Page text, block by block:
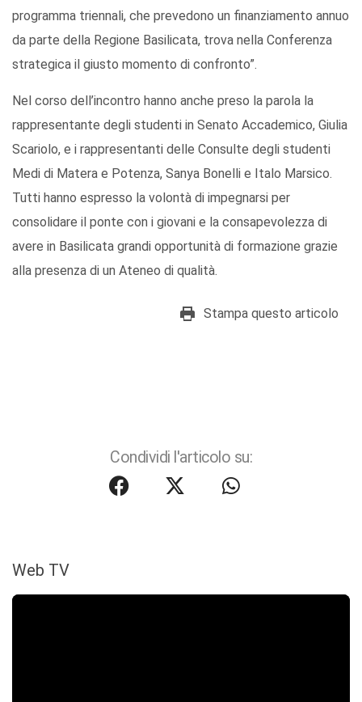
programma triennali, che prevedono un finanziamento annuo
da parte della Regione Basilicata, trova nella Conferenza
strategica il giusto momento di confronto”.
Nel corso dell’incontro hanno anche preso la parola la
rappresentante degli studenti in Senato Accademico, Giulia
Scariolo, e i rappresentanti delle Consulte degli studenti
Medi di Matera e Potenza, Sanya Bonelli e Italo Marsico.
Tutti hanno espresso la volontà di impegnarsi per
consolidare il ponte con i giovani e la consapevolezza di
avere in Basilicata grandi opportunità di formazione grazie
alla presenza di un Ateneo di qualità.
Stampa questo articolo
Condividi l'articolo su:
Web TV